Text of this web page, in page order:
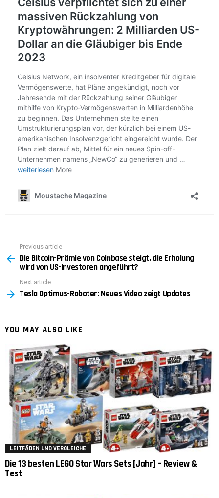
more
Previous article
Die Bitcoin-Prämie von Coinbase steigt, die Erholung
wird von US-Investoren angeführt?
Next article
Tesla Optimus-Roboter: Neues Video zeigt Updates
YOU MAY ALSO LIKE
LEITFÄDEN UND VERGLEICHE
Die 13 besten LEGO Star Wars Sets [Jahr] – Review &
Test